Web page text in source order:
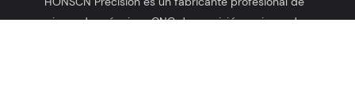
piezas de máquinas CNC de precisión y piezas de